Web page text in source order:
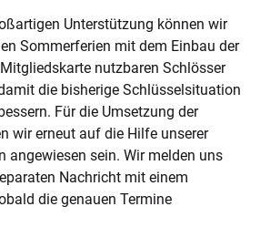
Unterstützung können wir
Sommerferien mit dem Einbau der
nutzbaren Schlösser
die bisherige Schlüsselsituation
Für die Umsetzung der
wir erneut auf die Hilfe unserer
angewiesen sein. Wir melden uns
Nachricht mit einem
die genauen Termine